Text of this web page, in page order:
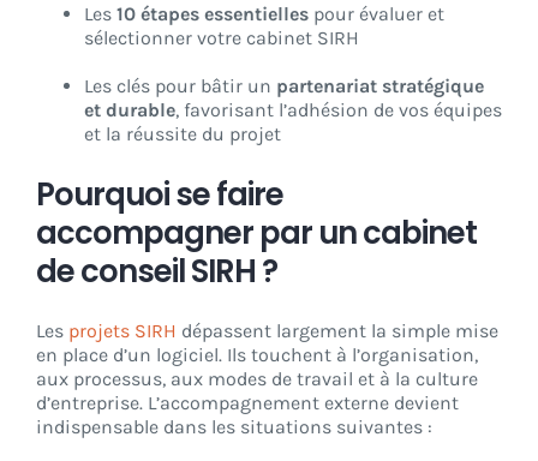
Les 10 étapes essentielles pour évaluer et
sélectionner votre cabinet SIRH
Les clés pour bâtir un partenariat stratégique
et durable, favorisant l’adhésion de vos équipes
et la réussite du projet
Pourquoi se faire
accompagner par un cabinet
de conseil SIRH ?
Les projets SIRH dépassent largement la simple mise
en place d’un logiciel. Ils touchent à l’organisation,
aux processus, aux modes de travail et à la culture
d’entreprise. L’accompagnement externe devient
indispensable dans les situations suivantes :